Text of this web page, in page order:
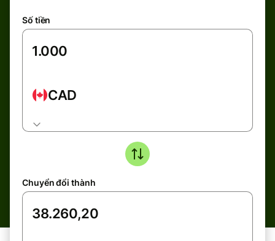
Số tiền
CAD
Chuyển đổi thành